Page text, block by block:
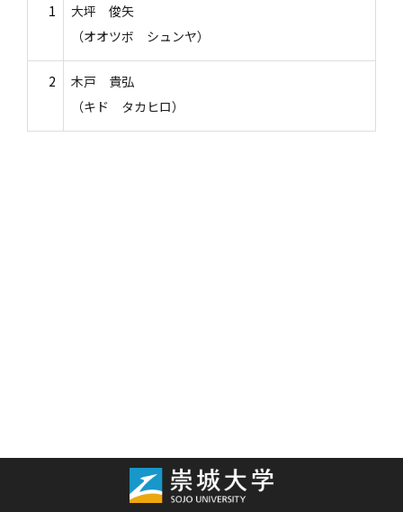
1
大坪 俊矢
（オオツボ シュンヤ）
2
木戸 貴弘
（キド タカヒロ）